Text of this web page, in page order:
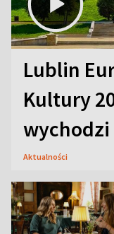
Lublin
Kultury
wychodzi
Aktualności